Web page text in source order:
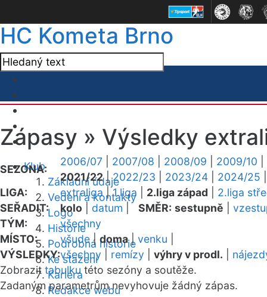
HC Kometa Brno
Klub
Základní údaje
Vedení a kontakty
Logo
Historie
Podrobná historie
Ke stažení
Kariéra
Redakce webu
Zápasy » Výsledky
SEZONA:
2006/07 2007/08 2008/09 2009/10
2021/22|2022/23 2023/24 2024/25
LIGA:
extraliga |1.liga 2.liga západ 2.liga
SEŘADIT:
kolo datum SMĚR: sestupně
TÝM:
všechny
MÍSTO:
všude| doma| venku
VÝSLEDKY:všechny remízy výhry v prodl.
Zobrazit tabulku této sezóny a soutěže.
Zadaným parametrům nevyhovuje žádný zápas.